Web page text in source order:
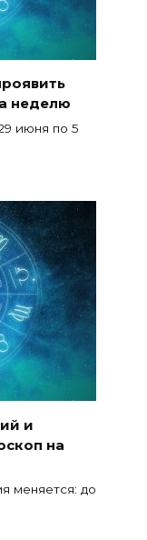
неделю
июня по 5
и
на
меняется: до